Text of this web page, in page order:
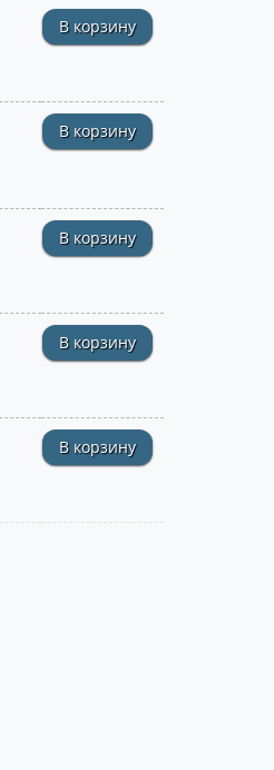
В корзину
В корзину
В корзину
В корзину
В корзину